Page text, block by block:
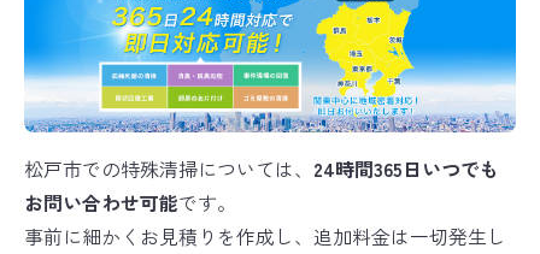
松戸市での特殊清掃については、 24時間365日いつでも
お問い合わせ可能です。
事前に細かくお見積りを作成し、追加料金は一切発生し